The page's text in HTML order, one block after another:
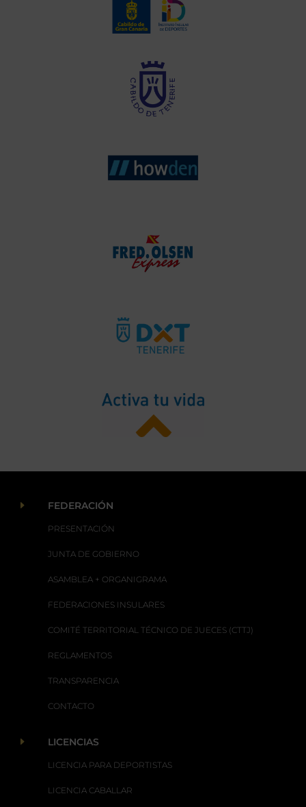
E FEDERACIÓN
PRESENTACIÓN
JUNTA DE GOBIERNO
ASAMBLEA + ORGANIGRAMA
FEDERACIONES INSULARES
COMITÉ TERRITORIAL TÉCNICO DE JUECES (CTTJ)
REGLAMENTOS
TRANSPARENCIA
CONTACTO
E LICENCIAS
LICENCIA PARA DEPORTISTAS
LICENCIA CABALLAR